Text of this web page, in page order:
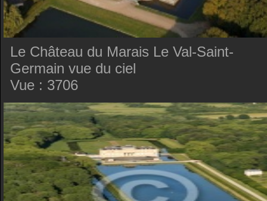
Le Château du Marais Le Val-Saint-
Germain vue du ciel
Vue : 3706